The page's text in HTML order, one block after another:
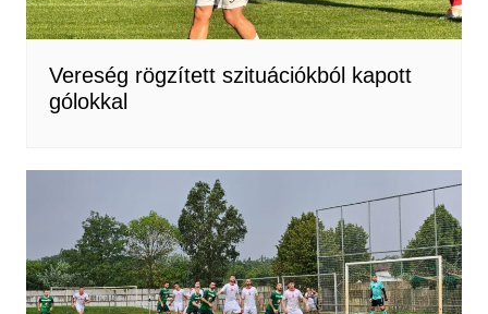
Vereség rögzített szituációkból kapott
gólokkal